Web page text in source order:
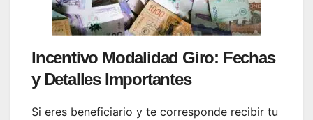
Incentivo Modalidad Giro: Fechas
y Detalles Importantes
Si eres beneficiario y te corresponde recibir tu